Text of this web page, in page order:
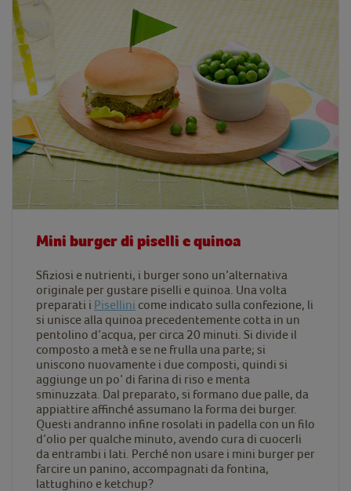
Mini burger di piselli e quinoa
Sfiziosi e nutrienti, i burger sono un’alternativa
originale per gustare piselli e quinoa. Una volta
preparati i Pisellini come indicato sulla confezione, li
si unisce alla quinoa precedentemente cotta in un
pentolino d’acqua, per circa 20 minuti. Si divide il
composto a metà e se ne frulla una parte; si
uniscono nuovamente i due composti, quindi si
aggiunge un po’ di farina di riso e menta
sminuzzata. Dal preparato, si formano due palle, da
appiattire affinché assumano la forma dei burger.
Questi andranno infine rosolati in padella con un filo
d’olio per qualche minuto, avendo cura di cuocerli
da entrambi i lati. Perché non usare i mini burger per
farcire un panino, accompagnati da fontina,
lattughino e ketchup?